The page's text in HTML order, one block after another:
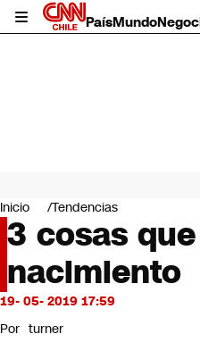
PaísMundo
Mundo
Negocios
Deportes
Programas completos
Cultura
Servicios
Bits
CNN Data
Inicio Tendencias
3 cosas
nacimiento
19- 05- 2019 17:59
Por turner